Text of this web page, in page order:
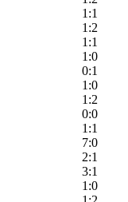
1:1
1:2
1:1
1:0
0:1
1:0
1:2
0:0
1:1
7:0
2:1
3:1
1:0